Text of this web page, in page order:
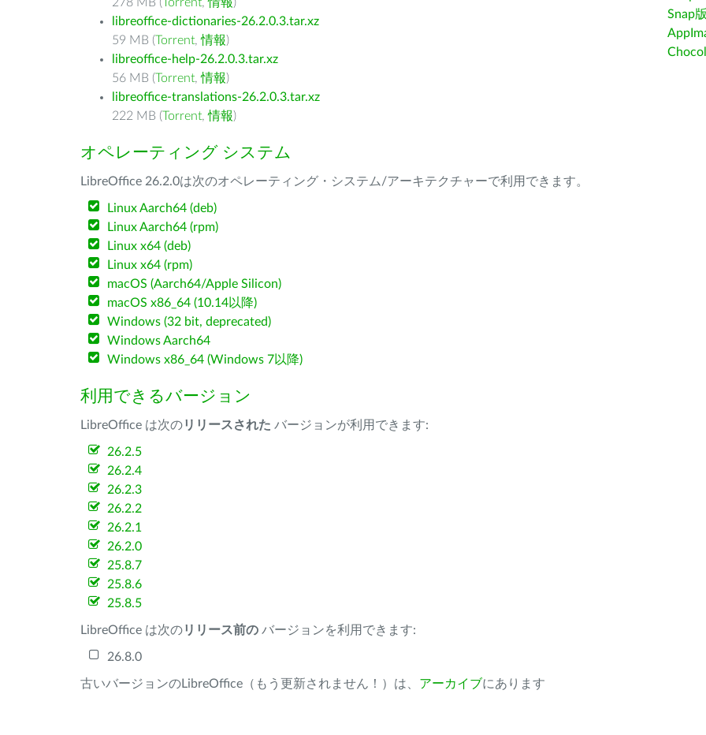
libreoffice-dictionaries-26.2.0.3.tar.xz
59 MB (Torrent,情報)
libreoffice-help-26.2.0.3.tar.xz
56 MB (Torrent,情報)
libreoffice-translations-26.2.0.3.tar.xz
222 MB (Torrent,情報)
オペレーティング システム
LibreOffice 26.2.0は次のオペレーティング・システム/アーキテクチャーで利用できます。
Linux Aarch64 (deb)
Linux Aarch64 (rpm)
Linux x64 (deb)
Linux x64 (rpm)
macOS (Aarch64/Apple Silicon)
macOS x86_64 (10.14以降)
Windows (32 bit, deprecated)
Windows Aarch64
Windows x86_64 (Windows 7以降)
利用できるバージョン
LibreOffice は次のリリースされた バージョンが利用できます:
26.2.5
26.2.4
26.2.3
26.2.2
26.2.1
26.2.0
25.8.7
25.8.6
25.8.5
LibreOffice は次のリリース前の バージョンを利用できます:
26.8.0
古いバージョンのLibreOffice（もう更新されません！）は、 アーカイブにあります
Snap版